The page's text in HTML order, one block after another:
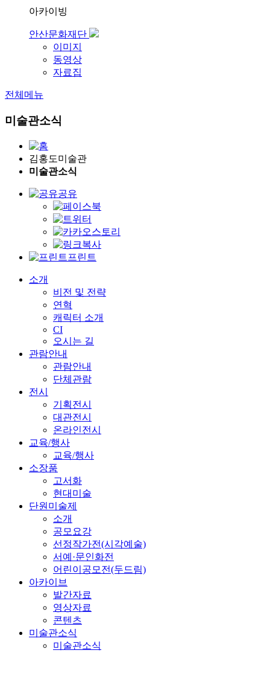
아카이빙
안산문화재단
이미지
동영상
자료집
전체메뉴
미술관소식
김홍도미술관
미술관소식
공유
프린트
소개
비전 및 전략
연혁
캐릭터 소개
CI
오시는 길
관람안내
관람안내
단체관람
전시
기획전시
대관전시
온라인전시
교육/행사
교육/행사
소장품
고서화
현대미술
단원미술제
소개
공모요강
선정작가전(시각예술)
서예·문인화전
어린이공모전(두드림)
아카이브
발간자료
영상자료
콘텐츠
미술관소식
미술관소식